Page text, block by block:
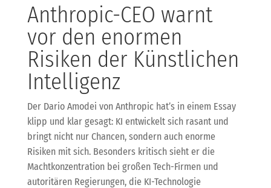
Anthropic-CEO warnt
vor den enormen
Risiken der Künstlichen
Intelligenz
Der Dario Amodei von Anthropic hat’s in einem Essay
klipp und klar gesagt: KI entwickelt sich rasant und
bringt nicht nur Chancen, sondern auch enorme
Risiken mit sich. Besonders kritisch sieht er die
Machtkonzentration bei großen Tech-Firmen und
autoritären Regierungen, die KI-Technologie